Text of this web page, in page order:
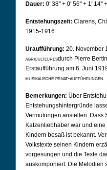
Dauer: 0' 38" + 0' 56" + 1' 14"
Entstehungszeit: Clarens,
1915-1916.
Uraufführung: 20. November
agriculteuresdurch Pierre
Erstaufführung am 6. Juni
musikalische privat-aufführungen.
Bemerkungen: Über
Entstehungshintergründe
Vermutungen anstellen. Dass
Katzenliebhaber war und
Kindern besaß ist bekannt.
Volkstexte seinen Kindern
vorgesungen und die Texte
auskomponiert. Die Melodien